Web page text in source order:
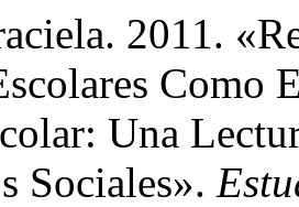
2011.
Como
Una
Sociales».